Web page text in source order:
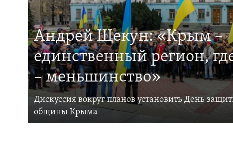
Андрей Щекун: «Крым –
единственный регион,
– меньшинство»
Дискуссия вокруг планов установить День
общины Крыма